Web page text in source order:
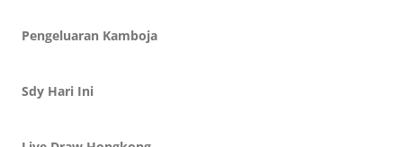
Pengeluaran Kamboja
Sdy Hari Ini